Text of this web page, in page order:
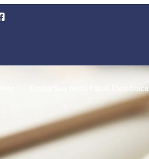
Emita Sua Nota Fiscal Eletrônica